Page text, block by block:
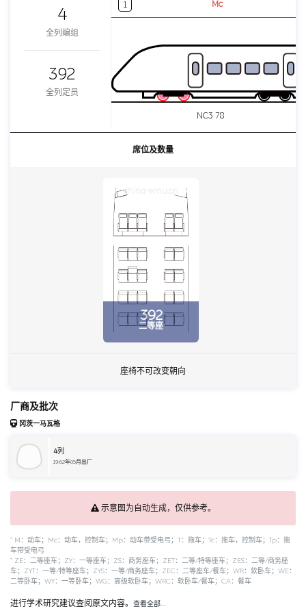
4
全列编组
392
全列定员
1 Mc
NC3 78
席位及数量
392
二等座
china-emu.cn
座椅不可改变朝向
厂商及批次
冈茨一马瓦格
4列
1962年05月出厂
示意图为自动生成，仅供参考。
* M：动车；Mc：动车，控制车；Mp：动车带受电弓；T：拖车；Tc：拖车，控制车；Tp：拖
车带受电弓
* ZE：二等座车；ZY：一等座车；ZS：商务座车；ZET：二等/特等座车；ZES：二等/商务座
车；ZYT：一等/特等座车；ZYS：一等/商务座车；ZEC：二等座车/餐车；WR：软卧车；WE：
二等卧车；WY：一等卧车；WG：高级软卧车；WRC：软卧车/餐车；CA：餐车
进行学术研究建议查阅原文内容。 查看全部…